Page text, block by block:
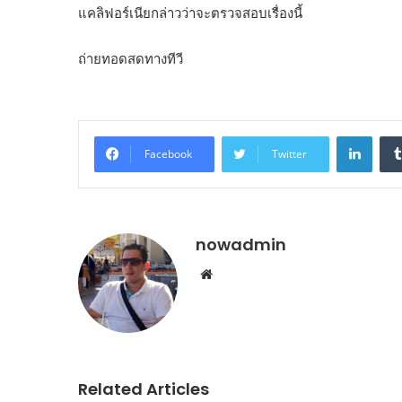
แคลิฟอร์เนียกล่าวว่าจะตรวจสอบเรื่องนี้
ถ่ายทอดสดทางทีวี
Facebook Twitter
nowadmin
Website
Related Articles